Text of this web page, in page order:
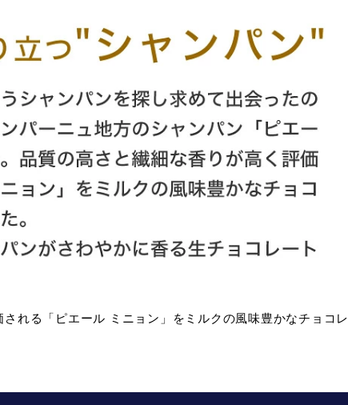
れる「ピエール ミニョン」をミルクの風味豊かなチョコレ